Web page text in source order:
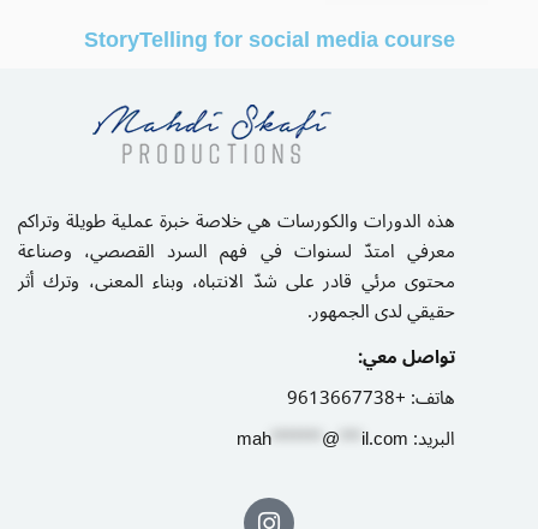
StoryTelling for social media course
هذه الدورات والكورسات هي خلاصة خبرة عملية طويلة وتراكم
معرفي امتدّ لسنوات في فهم السرد القصصي، وصناعة
محتوى مرئي قادر على شدّ الانتباه، وبناء المعنى، وترك أثر
حقيقي لدى الجمهور.
تواصل معي:
هاتف:+9613667738
البريد:
mah*******@***il.com
Sign up
Already have an account?